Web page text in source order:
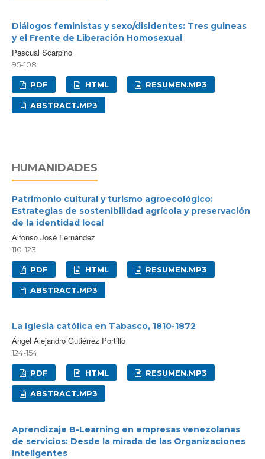
Diálogos feministas y sexo/disidentes: Tres guineas
y el Frente de Liberación Homosexual
Pascual Scarpino
95-108
PDF HTML RESUMEN.MP3
ABSTRACT.MP3
HUMANIDADES
Patrimonio cultural y turismo agroecológico:
Estrategias de sostenibilidad agrícola y preservación
de la identidad local
Alfonso José Fernández
110-123
PDF HTML RESUMEN.MP3
ABSTRACT.MP3
La Iglesia católica en Tabasco, 1810-1872
Ángel Alejandro Gutiérrez Portillo
124-154
PDF HTML RESUMEN.MP3
ABSTRACT.MP3
Aprendizaje B-Learning en empresas venezolanas
de servicios: Desde la mirada de las Organizaciones
Inteligentes